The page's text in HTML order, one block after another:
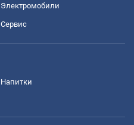
Электромобили
Сервис
Напитки